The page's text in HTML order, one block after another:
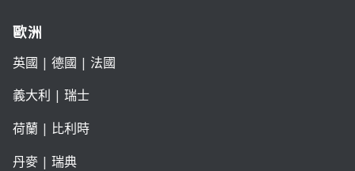
歐洲
英國 | 德國 | 法國
義大利 | 瑞士
荷蘭| 比利時
丹麥| 瑞典